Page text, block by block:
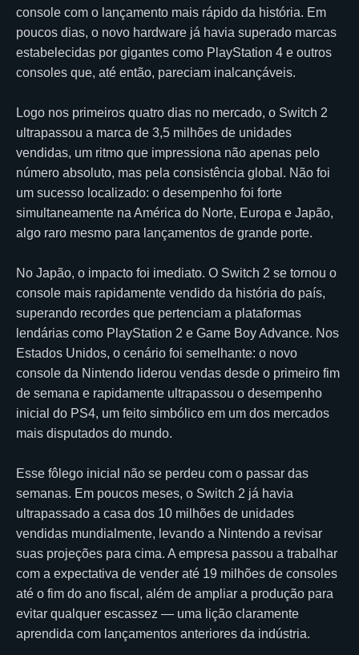
console com o lançamento mais rápido da história. Em
poucos dias, o novo hardware já havia superado marcas
estabelecidas por gigantes como PlayStation 4 e outros
consoles que, até então, pareciam inalcançáveis.
Logo nos primeiros quatro dias no mercado, o Switch 2
ultrapassou a marca de 3,5 milhões de unidades
vendidas, um ritmo que impressiona não apenas pelo
número absoluto, mas pela consistência global. Não foi
um sucesso localizado: o desempenho foi forte
simultaneamente na América do Norte, Europa e Japão,
algo raro mesmo para lançamentos de grande porte.
No Japão, o impacto foi imediato. O Switch 2 se tornou o
console mais rapidamente vendido da história do país,
superando recordes que pertenciam a plataformas
lendárias como PlayStation 2 e Game Boy Advance. Nos
Estados Unidos, o cenário foi semelhante: o novo
console da Nintendo liderou vendas desde o primeiro fim
de semana e rapidamente ultrapassou o desempenho
inicial do PS4, um feito simbólico em um dos mercados
mais disputados do mundo.
Esse fôlego inicial não se perdeu com o passar das
semanas. Em poucos meses, o Switch 2 já havia
ultrapassado a casa dos 10 milhões de unidades
vendidas mundialmente, levando a Nintendo a revisar
suas projeções para cima. A empresa passou a trabalhar
com a expectativa de vender até 19 milhões de consoles
até o fim do ano fiscal, além de ampliar a produção para
evitar qualquer escassez — uma lição claramente
aprendida com lançamentos anteriores da indústria.